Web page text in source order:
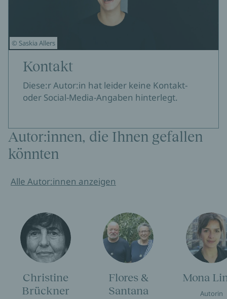
© Saskia Allers
Kontakt
Diese:r Autor:in hat leider keine Kontakt-
oder Social-Media-Angaben hinterlegt.
Autor:innen, die Ihnen gefallen
könnten
Alle Autor:innen anzeigen
Christine
Brückner
Flores &
Santana
Mona
Autorin